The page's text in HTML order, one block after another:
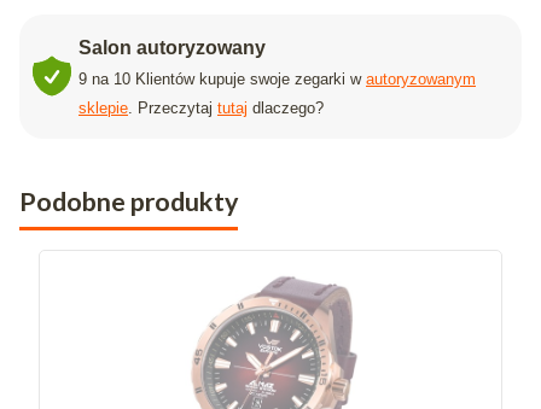
Salon autoryzowany
9 na 10 Klientów kupuje swoje zegarki w autoryzowanym
sklepie. Przeczytaj tutaj dlaczego?
Podobne produkty